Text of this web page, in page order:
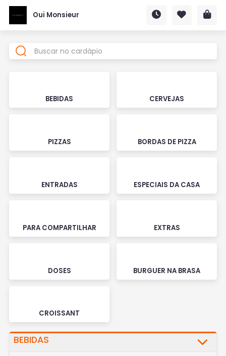
Oui Monsieur
BEBIDAS CERVEJAS
PIZZAS BORDAS DE PIZZA
ENTRADAS ESPECIAIS DA CASA
PARA COMPARTILHAR EXTRAS
DOSES BURGUER NA BRASA
CROISSANT
BEBIDAS